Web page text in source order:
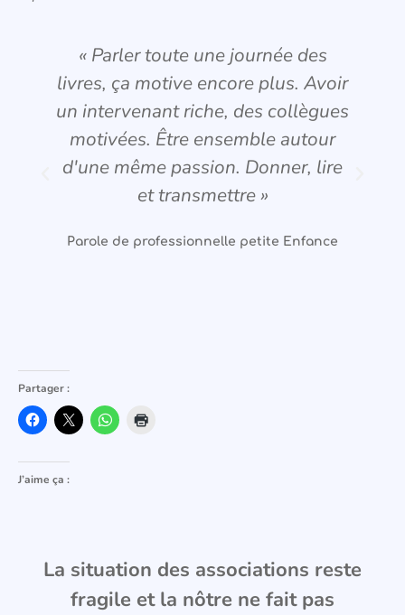
« Parler toute une journée des
livres, ça motive encore plus. Avoir
un intervenant riche, des collègues
motivées. Être ensemble autour
d'une même passion. Donner, lire
et transmettre »
Parole de professionnelle petite Enfance
Partager :
J’aime ça :
La situation des associations reste
fragile et la nôtre ne fait pas